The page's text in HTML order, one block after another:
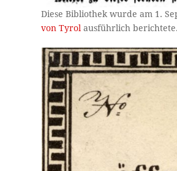
Diese Bibliothek wurde am 1.
von Tyrol ausführlich berichtete.